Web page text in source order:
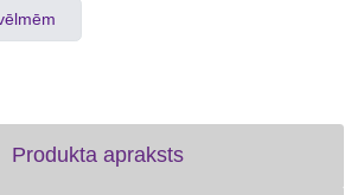
Produkta apraksts